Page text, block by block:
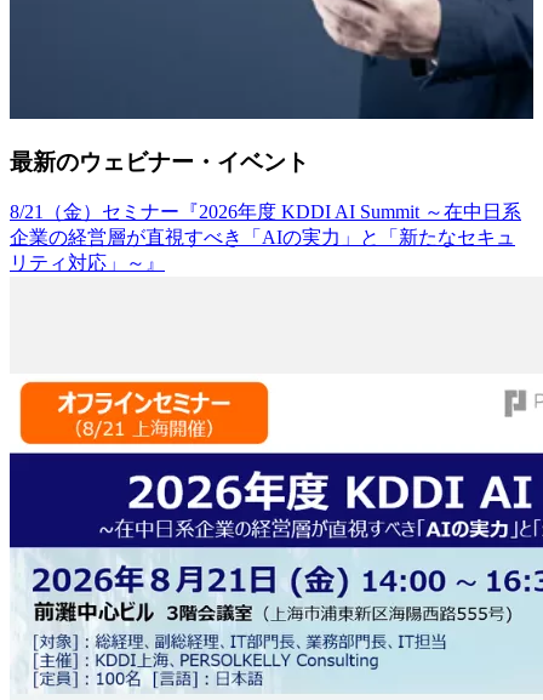
最新のウェビナー・イベント
8/21（金）セミナー『2026年度 KDDI AI Summit ～在中日系
企業の経営層が直視すべき「AIの実力」と「新たなセキュ
リティ対応」～』